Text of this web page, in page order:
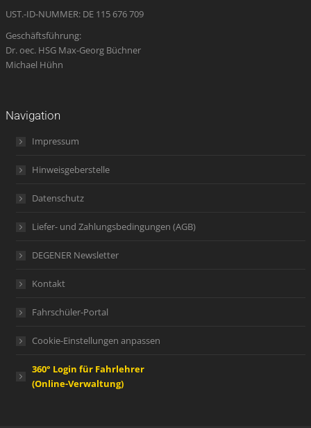
UST.-ID-NUMMER: DE 115 676 709
Geschäftsführung:
Dr. oec. HSG Max-Georg Büchner
Michael Hühn
Navigation
Impressum
Hinweisgeberstelle
Datenschutz
Liefer- und Zahlungsbedingungen (AGB)
DEGENER Newsletter
Kontakt
Fahrschüler-Portal
Cookie-Einstellungen anpassen
360° Login für Fahrlehrer
(Online-Verwaltung)